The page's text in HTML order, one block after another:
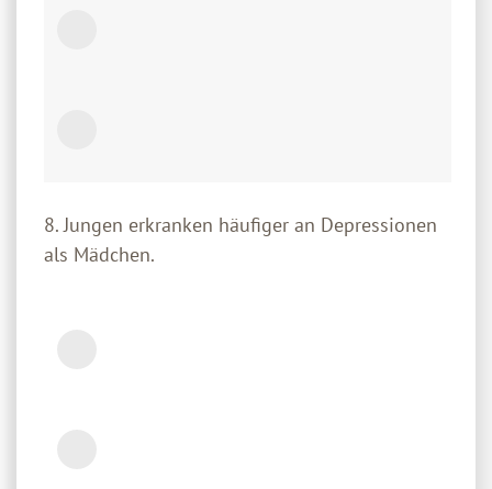
8. Jungen erkranken häufiger an Depressionen
als Mädchen.